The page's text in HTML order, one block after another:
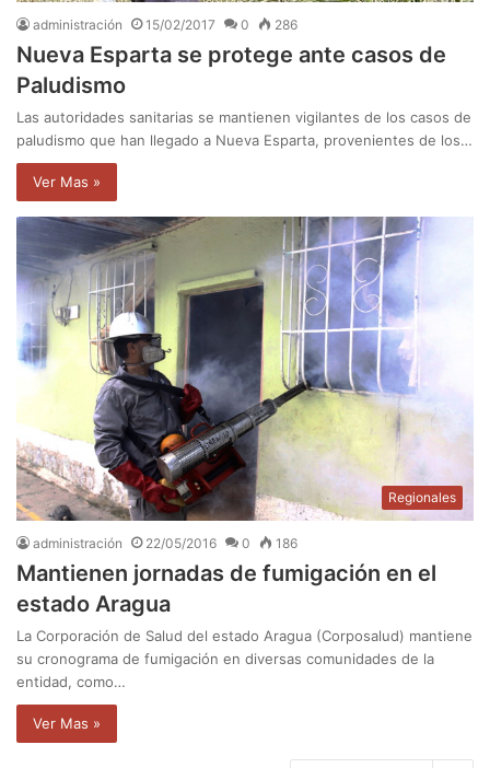
administración 15/02/2017 0 286
Nueva Esparta se protege ante casos de
Paludismo
Las autoridades sanitarias se mantienen vigilantes de los casos de
paludismo que han llegado a Nueva Esparta, provenientes de los…
Ver Mas »
Regionales
administración 22/05/2016 0 186
Mantienen jornadas de fumigación en el
estado Aragua
La Corporación de Salud del estado Aragua (Corposalud) mantiene
su cronograma de fumigación en diversas comunidades de la
entidad, como…
Ver Mas »